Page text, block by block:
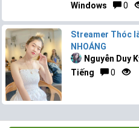
Windows
0
Streamer Thóc
NHOÁNG
Nguyễn Duy
Tiếng
0